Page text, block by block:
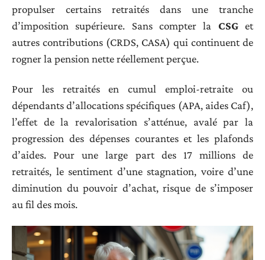
propulser certains retraités dans une tranche
d’imposition supérieure. Sans compter la CSGet
autres contributions (CRDS, CASA) qui continuent de
rogner la pension nette réellement perçue.
Pour les retraités en cumul emploi-retraite ou
dépendants d’allocations spécifiques (APA, aides Caf),
l’effet de la revalorisation s’atténue, avalé par la
progression des dépenses courantes et les plafonds
d’aides. Pour une large part des 17 millions de
retraités, le sentiment d’une stagnation, voire d’une
diminution du pouvoir d’achat, risque de s’imposer
au fil des mois.